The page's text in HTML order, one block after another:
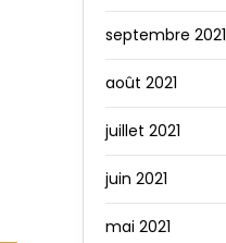
septembre 2021
août 2021
juillet 2021
juin 2021
mai 2021